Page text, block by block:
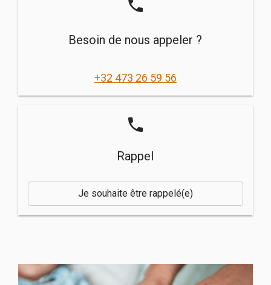
phone
Besoin de nous appeler ?
+32 473 26 59 56
phone
Rappel
Je souhaite être rappelé(e)